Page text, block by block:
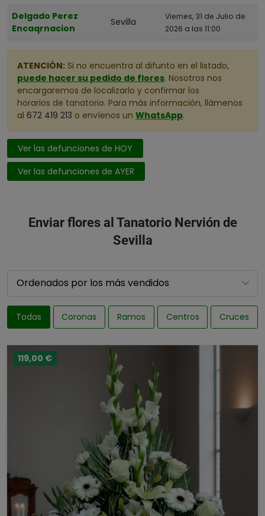
Delgado Perez
Encaqrnacion
Sevilla
Viernes, 31 de Julio de
2026 a las 11:00
ATENCIÓN: Si no encuentra al difunto en el listado,
puede hacer su pedido de flores. Nosotros nos
encargaremos de localizarlo y confirmar los
horarios de tanatorio. Para más información, llámenos
al 672 419 213 o envíenos un WhatsApp.
Ver las defunciones de HOY
Ver las defunciones de AYER
Enviar flores al Tanatorio Nervión de
Sevilla
Todas Coronas Ramos Centros Cruces
119,00 €